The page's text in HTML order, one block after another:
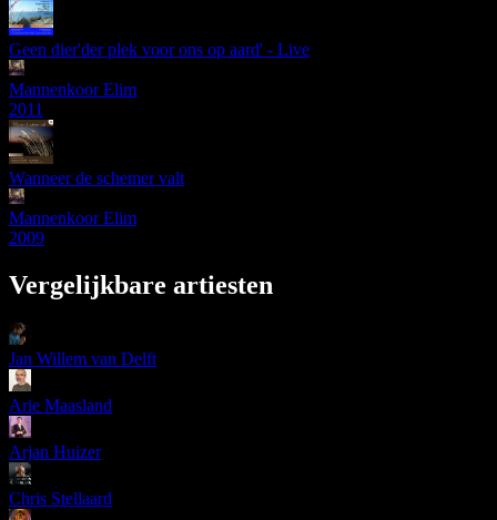
Geen dier'der plek voor ons op aard' - Live
Mannenkoor Elim
2011
Wanneer de schemer valt
Mannenkoor Elim
2009
Vergelijkbare artiesten
Jan Willem van Delft
Arie Maasland
Arjan Huizer
Chris Stellaard